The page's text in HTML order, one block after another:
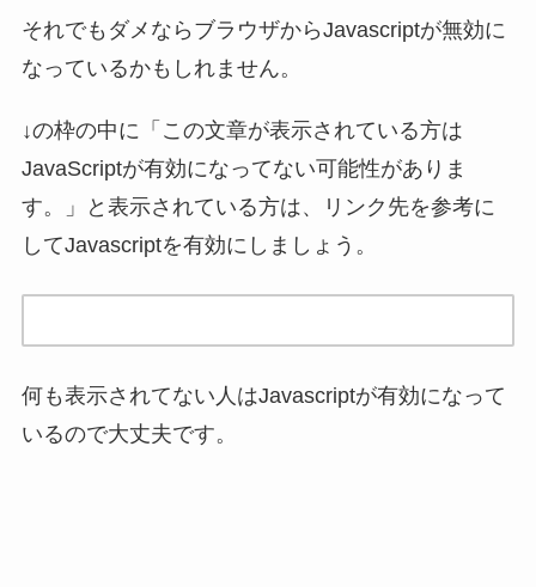
それでもダメならブラウザからJavascriptが無効に
なっているかもしれません。
↓の枠の中に「この文章が表示されている方は
JavaScriptが有効になってない可能性がありま
す。」と表示されている方は、リンク先を参考に
してJavascriptを有効にしましょう。
何も表示されてない人はJavascriptが有効になって
いるので大丈夫です。